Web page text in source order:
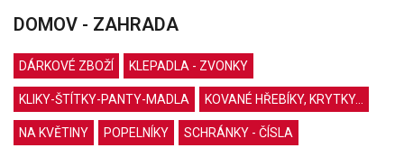
DOMOV - ZAHRADA
DÁRKOVÉ ZBOŽÍ KLEPADLA - ZVONKY
KLIKY-ŠTÍTKY-PANTY-MADLA KOVANÉ HŘEBÍKY, KRYTKY...
NA KVĚTINY POPELNÍKY SCHRÁNKY - ČÍSLA